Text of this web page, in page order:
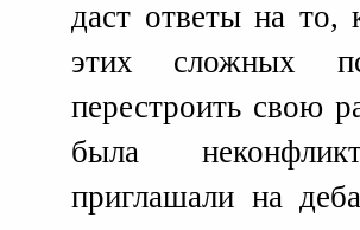
даст ответы на
этих сложных
перестроить свою
была
приглашали на